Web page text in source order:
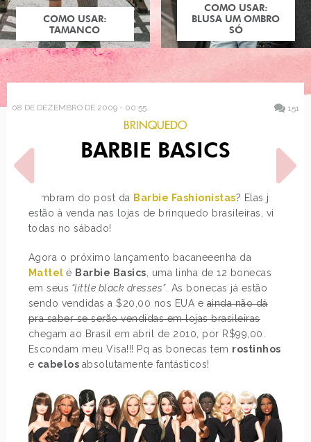
COMO USAR:
TAMANCO
COMO USAR:
BLUSA UM OMBRO
SÓ
08 DE DEZEMBRO DE 2009 - 00:55 151
BRINQUEDO
BARBIE BASICS
Lembram do post da Barbie Fashionistas? Elas já
estão à venda nas lojas de brinquedo brasileiras, vi
todas no sábado!
Agora o próximo lançamento bacaneeenha da
Mattel é Barbie Basics , uma linha de 12 bonecas
em seus “little black dresses”. As bonecas já estão
sendo vendidas a $20,00 nos EUA e ainda não dá
pra saber se serão vendidas em lojas brasileiras
chegam ao Brasil em abril de 2010, por R$99,00.
Escondam meu Visa!!! Pq as bonecas tem rostinhos
e cabelos absolutamente fantásticos!